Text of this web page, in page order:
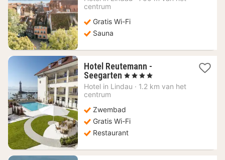
centrum
Gratis Wi-Fi
Sauna
Hotel Reutemann -
Seegarten 1
nacht
€
, 4 Sterren
Hotel in Lindau · 1.2 km van het
centrum
Zwembad
Gratis Wi-Fi
Restaurant